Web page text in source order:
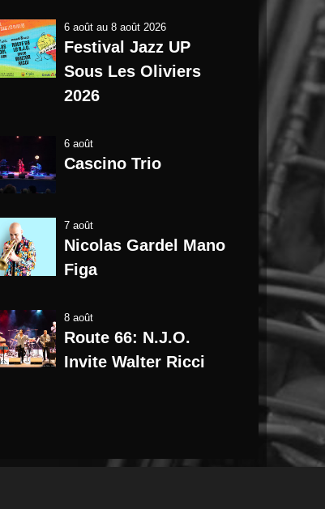
6 aoûtau 8 août 2026
Festival Jazz UP
Sous Les Oliviers
2026
6 août
Cascino Trio
7 août
Nicolas Gardel Mano
Figa
8 août
Route 66: N.J.O.
Invite Walter Ricci